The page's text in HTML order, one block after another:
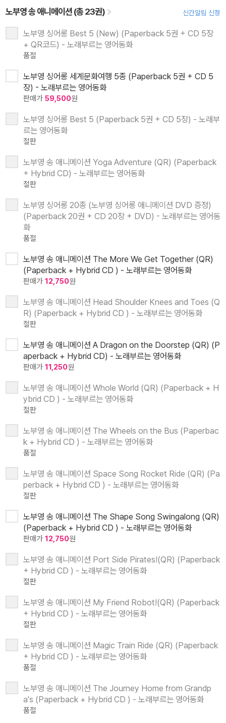
노부영 송 애니메이션 (총 23권) 신간알림 신청
노부영 싱어롱 Best 5 (New) (Paperback 5권 + CD 5장
+ QR코드) - 노래부르는 영어동화
품절
노부영 싱어롱 세계문화여행 5종 (Paperback 5권 + CD 5
장) - 노래부르는 영어동화
판매가 59,500원
노부영 싱어롱 Best 5 (Paperback 5권 + CD 5장) - 노래부
르는 영어동화
절판
노부영 송 애니메이션 Yoga Adventure (QR) (Paperback
+ Hybrid CD) - 노래부르는 영어동화
절판
노부영 싱어롱 20종 (노부영 싱어롱 애니메이션 DVD 증정)
(Paperback 20권 + CD 20장 + DVD) - 노래부르는 영어동
화
품절
노부영 송 애니메이션 The More We Get Together (QR)
(Paperback + Hybrid CD ) - 노래부르는 영어동화
판매가 12,750원
노부영 송 애니메이션 Head Shoulder Knees and Toes (Q
R) (Paperback + Hybrid CD ) - 노래부르는 영어동화
절판
노부영 송 애니메이션 A Dragon on the Doorstep (QR) (P
aperback + Hybrid CD) - 노래부르는 영어동화
판매가 11,250원
노부영 송 애니메이션 Whole World (QR) (Paperback + H
ybrid CD ) - 노래부르는 영어동화
절판
노부영 송 애니메이션 The Wheels on the Bus (Paperbac
k + Hybrid CD ) - 노래부르는 영어동화
품절
노부영 송 애니메이션 Space Song Rocket Ride (QR) (Pa
perback + Hybrid CD ) - 노래부르는 영어동화
절판
노부영 송 애니메이션 The Shape Song Swingalong (QR)
(Paperback + Hybrid CD ) - 노래부르는 영어동화
판매가 12,750원
노부영 송 애니메이션 Port Side Pirates!(QR) (Paperback
+ Hybrid CD ) - 노래부르는 영어동화
절판
노부영 송 애니메이션 My Friend Robot!(QR) (Paperback
+ Hybrid CD ) - 노래부르는 영어동화
절판
노부영 송 애니메이션 Magic Train Ride (QR) (Paperback
+ Hybrid CD ) - 노래부르는 영어동화
품절
노부영 송 애니메이션 The Journey Home from Grandp
a's (Paperback + Hybrid CD ) - 노래부르는 영어동화
품절